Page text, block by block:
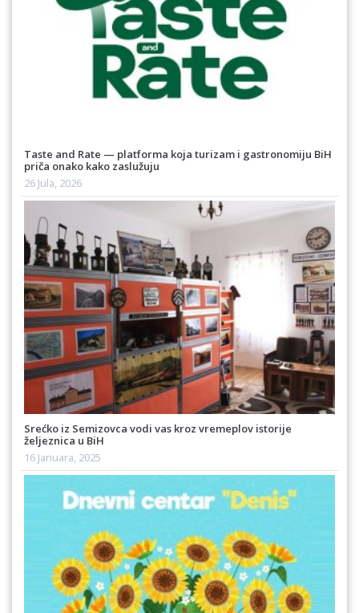
Taste and Rate — platforma koja turizam i gastronomiju BiH
priča onako kako zaslužuju
26 Jula, 2026
Srećko iz Semizovca vodi vas kroz vremeplov istorije
željeznica u BiH
16 Januara, 2025